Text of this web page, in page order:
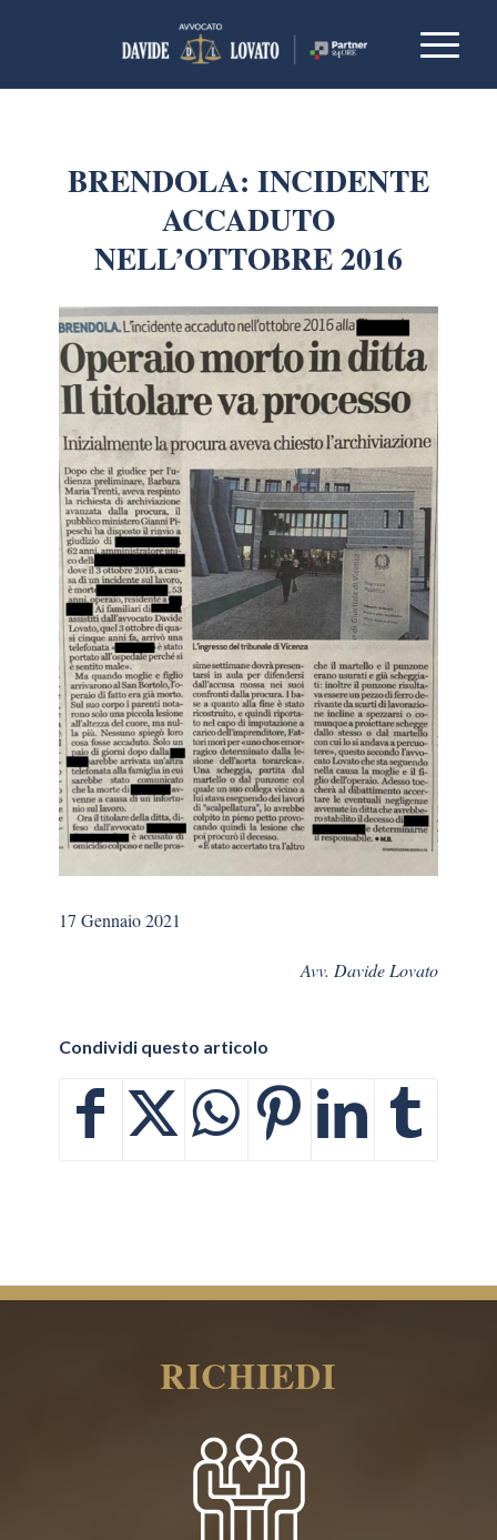
BRENDOLA: INCIDENTE
ACCADUTO
NELL’OTTOBRE 2016
17 Gennaio 2021
Avv. Davide Lovato
Condividi questo articolo
RICHIEDI